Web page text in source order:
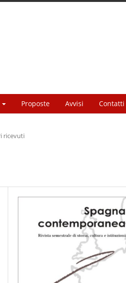
Proposte Avvisi Contatti
ricevuti